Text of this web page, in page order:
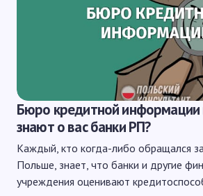
Бюро кредитной информации
знают о вас банки РП?
Каждый, кто когда-либо обращался
Польше, знает, что банки и другие
учреждения оценивают